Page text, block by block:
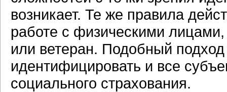
возникает. Те же правила
работе с физическими
или ветеран. Подобный подход
идентифицировать и все
социального страхования.